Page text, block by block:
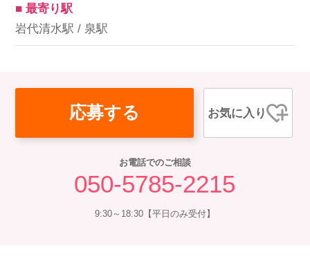
■ 最寄り駅
岩代清水駅 / 泉駅
応募する お気に入り
お電話でのご相談
050-5785-2215
9:30～18:30【平日のみ受付】